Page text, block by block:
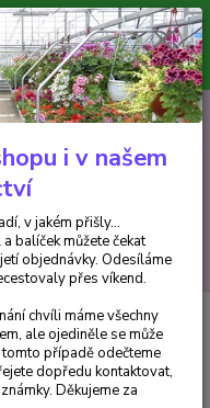
e-shopu je 300 Kč.
a balíček můžete čekat
objednávky. Objednávky
přišly...
Hledat
0ks
za0 Kč
(Malina červená)
(Malina
i v našem
v jakém přišly...
balíček můžete čekat
objednávky. Odesíláme
přes víkend.
chvíli máme všechny
ale ojediněle se může
případě odečteme
dopředu kontaktovat,
Děkujeme za